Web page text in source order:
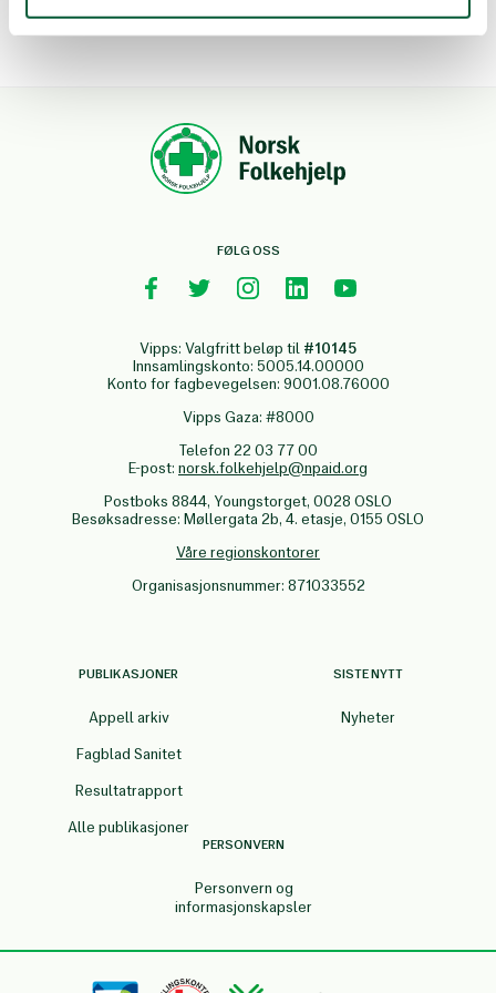
FØLG OSS
Vipps: Valgfritt beløp til #10145
Innsamlingskonto: 5005.14.00000
Konto for fagbevegelsen: 9001.08.76000
Vipps Gaza: #8000
Telefon 22 03 77 00
E-post: norsk.folkehjelp@npaid.org
Postboks 8844, Youngstorget, 0028 OSLO
Besøksadresse: Møllergata 2b, 4. etasje, 0155 OSLO
Våre regionskontorer
Organisasjonsnummer: 871033552
PUBLIKASJONER
Appell arkiv
Fagblad Sanitet
Resultatrapport
Alle publikasjoner
SISTE NYTT
Nyheter
PERSONVERN
Personvern og
informasjonskapsler